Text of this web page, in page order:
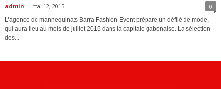
admin - mai 12, 2015 0
L’agence de mannequinats Barra Fashion-Event prépare un défilé de mode,
qui aura lieu au mois de juillet 2015 dans la capitale gabonaise. La sélection
des...